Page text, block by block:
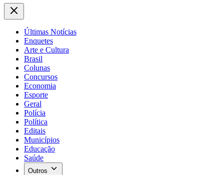
Últimas Notícias
Enquetes
Arte e Cultura
Brasil
Colunas
Concursos
Economia
Esporte
Geral
Polícia
Política
Editais
Municípios
Educação
Saúde
Outros